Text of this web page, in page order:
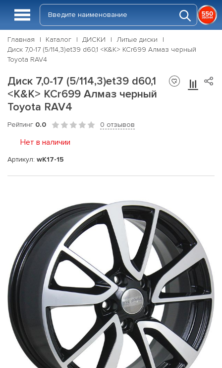
Главная Каталог ДИСКИ
Литые диски
Диск 7,0-17 (5/114,3)et39 d60,1 <K&K> КСr699 Алмаз черный
Toyota RAV4
Диск 7,0-17 (5/114,3)et39 d60,1
<K&K> КСr699 Алмаз черный
Toyota RAV4
Рейтинг 0.0 0 отзывов
Нет в наличии
Артикул: wK17-15